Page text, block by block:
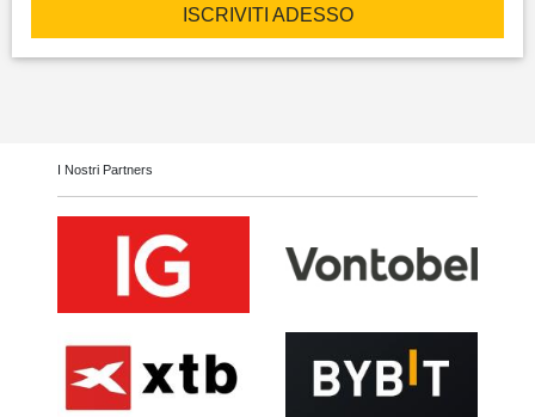
ISCRIVITI ADESSO
I Nostri Partners